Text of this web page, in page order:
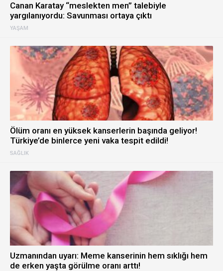
YAŞAM
Canan Karatay “meslekten men” talebiyle
yargılanıyordu: Savunması ortaya çıktı
SAĞLIK
Ölüm oranı en yüksek kanserlerin başında geliyor!
Türkiye’de binlerce yeni vaka tespit edildi!
Uzmanından uyarı: Meme kanserinin hem sıklığı hem
de erken yaşta görülme oranı arttı!